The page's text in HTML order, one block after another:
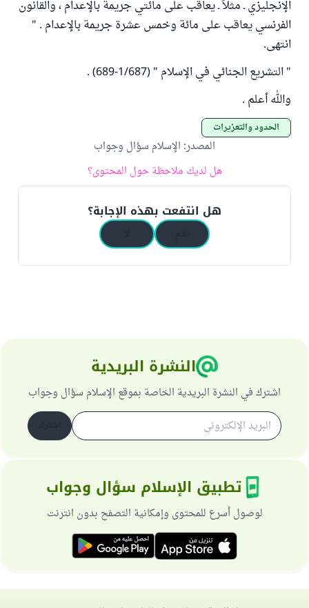
الإنجليزي ـ مثلاً ـ يعاقب على مائتي جريمة بالإعدام ، والقانون
الفرنسي يعاقب على مائة وخمس عشرة جريمة بالإعدام . "
انتهى.
" التشريع الجنائي في الإسلام " (1/687-689) .
والله أعلم .
الحدود والتعزيرات
المصدر: الإسلام سؤال وجواب
هل لديك ملاحظة حول المحتوى؟
هل انتفعت بهذه الإجابة؟
النشرة البريدية
اشترك في النشرة البريدية الخاصة بموقع الإسلام سؤال وجواب
تطبيق الإسلام سؤال وجواب
لوصول أسرع للمحتوى وإمكانية التصفح بدون انترنت